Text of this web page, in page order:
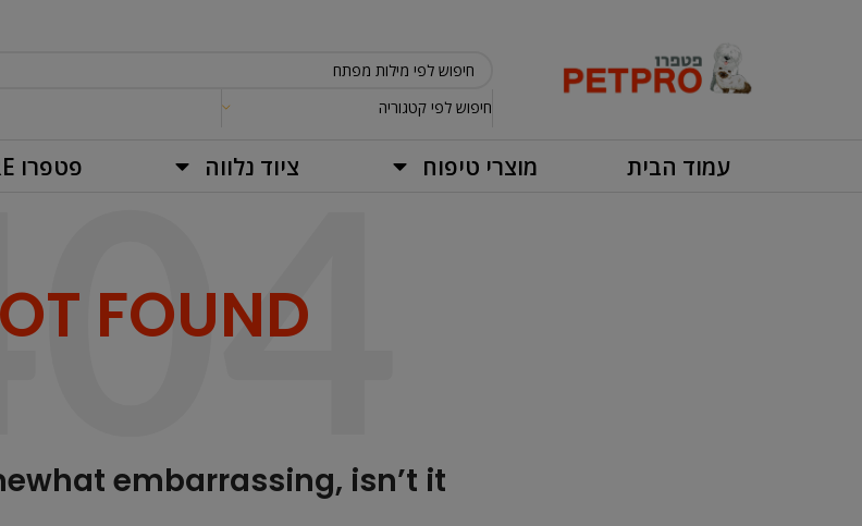
חיפוש לפי קטגוריה
עמוד הבית מוצרי טיפוח ציוד נלווה פטפרו CARE
FOUND
embarrassing, isn’t it?